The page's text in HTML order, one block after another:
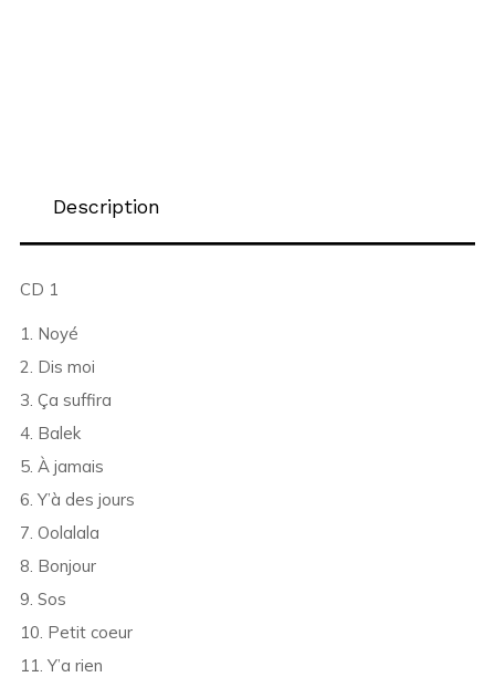
Description
CD 1
1. Noyé
2. Dis moi
3. Ça suffira
4. Balek
5. À jamais
6. Y’à des jours
7. Oolalala
8. Bonjour
9. Sos
10. Petit coeur
11. Y’a rien